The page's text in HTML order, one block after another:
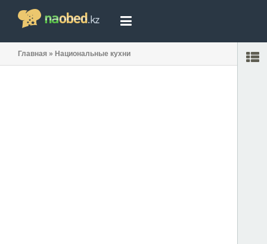
Главная » Национальные кухни